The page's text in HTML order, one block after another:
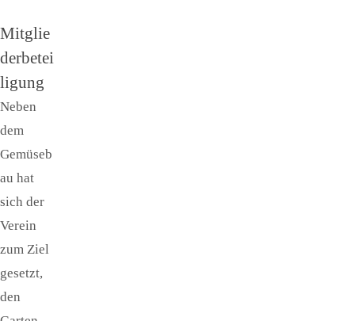
Mitglie
derbetei
ligung
Neben
dem
Gemüseb
au hat
sich der
Verein
zum Ziel
gesetzt,
den